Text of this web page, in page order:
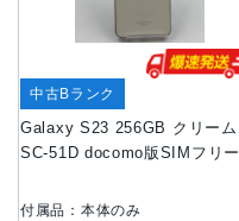
Galaxy S23 256GB クリーム
SC-51D docomo版SIMフリー
中古Bランク
付属品：本体のみ